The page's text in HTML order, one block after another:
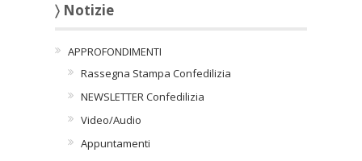
〉 Notizie
APPROFONDIMENTI
Rassegna Stampa Confedilizia
NEWSLETTER Confedilizia
Video/Audio
Appuntamenti